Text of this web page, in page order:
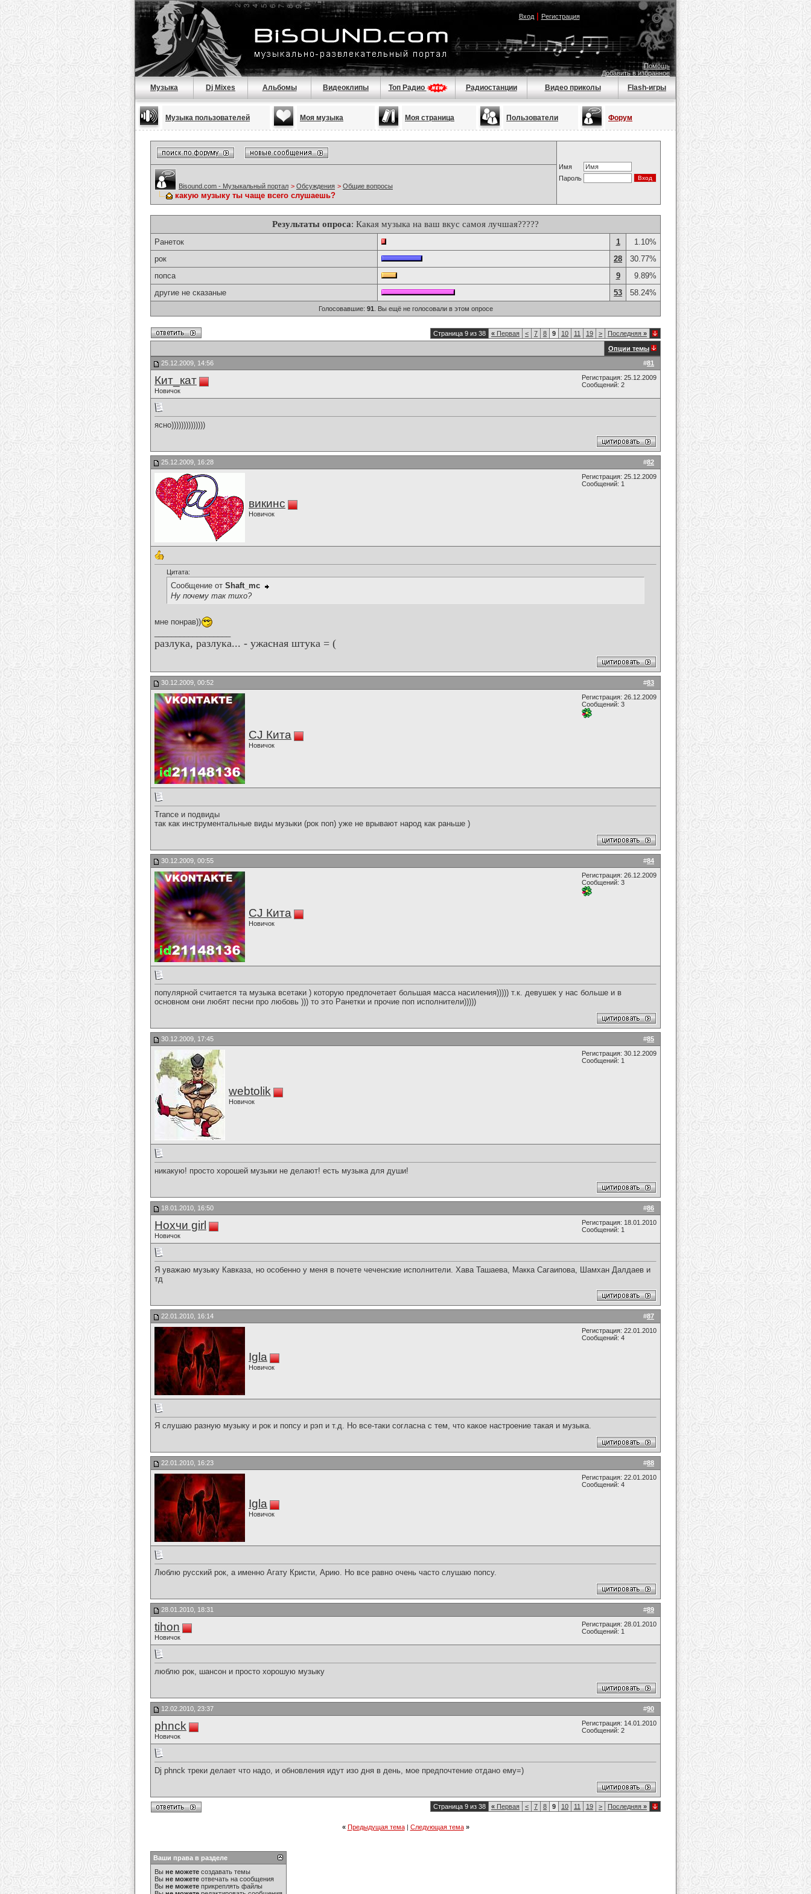
Вход| Регистрация
Помощь
Добавить в избранное
Музыка Dj Mixes Альбомы Видеоклипы Топ Радио Радиостанции Видео приколы Flash-игры
Музыка пользователей Моя музыка Моя страница Пользователи Форум
Имя
Пароль
Bisound.com - Музыкальный портал > Обсуждения > Общие вопросы
какую музыку ты чаще всего слушаешь?
Результаты опроса: Какая музыка на ваш вкус самоя лучшая?????
Ранеток 1
1.10%
рок
28
30.77%
попса
9
9.89%
другие не сказаные
53 58.24%
Голосовавшие: 91 . Вы ещё не голосовали в этом опросе
Страница 9 из 38 « Первая < 7 8 9 10 11 19 > Последняя »
Опции темы
#81
25.12.2009, 14:56
Кит_кат
Новичок
Регистрация: 25.12.2009
Сообщений: 2
ясно))))))))))))))
#82
25.12.2009, 16:28
викинс
Новичок
Регистрация: 25.12.2009
Сообщений: 1
Цитата:
Сообщение от Shaft_mc
Ну почему так тихо?
мне понрав))
разлука, разлука... - ужасная штука = (
#83
30.12.2009, 00:52
CJ Кита
Новичок
Регистрация: 26.12.2009
Сообщений: 3
Trance и подвиды
так как инструментальные виды музыки (рок поп) уже не врывают народ как раньше )
#84
30.12.2009, 00:55
CJ Кита
Новичок
Регистрация: 26.12.2009
Сообщений: 3
популярной считается та музыка всетаки ) которую предпочетает большая масса насиления))))) т.к. девушек у нас больше и в
основном они любят песни про любовь ))) то это Ранетки и прочие поп исполнители)))))
#85
30.12.2009, 17:45
webtolik
Новичок
Регистрация: 30.12.2009
Сообщений: 1
никакую! просто хорошей музыки не делают! есть музыка для души!
#86
18.01.2010, 16:50
Нохчи girl
Новичок
Регистрация: 18.01.2010
Сообщений: 1
Я уважаю музыку Кавказа, но особенно у меня в почете чеченские исполнители. Хава Ташаева, Макка Сагаипова, Шамхан Далдаев и
тд
#87
22.01.2010, 16:14
Igla
Новичок
Регистрация: 22.01.2010
Сообщений: 4
Я слушаю разную музыку и рок и попсу и рэп и т.д. Но все-таки согласна с тем, что какое настроение такая и музыка.
#88
22.01.2010, 16:23
Igla
Новичок
Регистрация: 22.01.2010
Сообщений: 4
Люблю русский рок, а именно Агату Кристи, Арию. Но все равно очень часто слушаю попсу.
#89
28.01.2010, 18:31
tihon
Новичок
Регистрация: 28.01.2010
Сообщений: 1
люблю рок, шансон и просто хорошую музыку
#90
12.02.2010, 23:37
phnck
Новичок
Регистрация: 14.01.2010
Сообщений: 2
Dj phnck треки делает что надо, и обновления идут изо дня в день, мое предпочтение отдано ему=)
Страница 9 из 38 « Первая < 7 8 9 10 11 19 > Последняя »
« Предыдущая тема| Следующая тема »
Ваши права в разделе
Вы не можете создавать темы
Вы не можете отвечать на сообщения
Вы не можете прикреплять файлы